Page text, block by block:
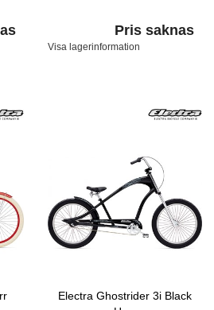
Pris saknas
Visa lagerinformation
Electra Ghostrider 3i Black